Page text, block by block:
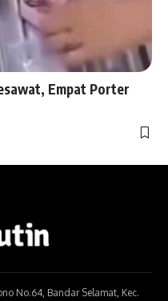
Empat Porter
No.64, Bandar Selamat, Kec.